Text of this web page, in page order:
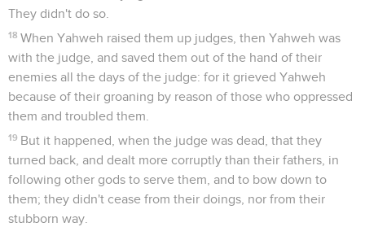
They didn't do so.
18 When Yahweh raised them up judges, then Yahweh was
with the judge, and saved them out of the hand of their
enemies all the days of the judge: for it grieved Yahweh
because of their groaning by reason of those who oppressed
them and troubled them.
19 But it happened, when the judge was dead, that they
turned back, and dealt more corruptly than their fathers, in
following other gods to serve them, and to bow down to
them; they didn't cease from their doings, nor from their
stubborn way.